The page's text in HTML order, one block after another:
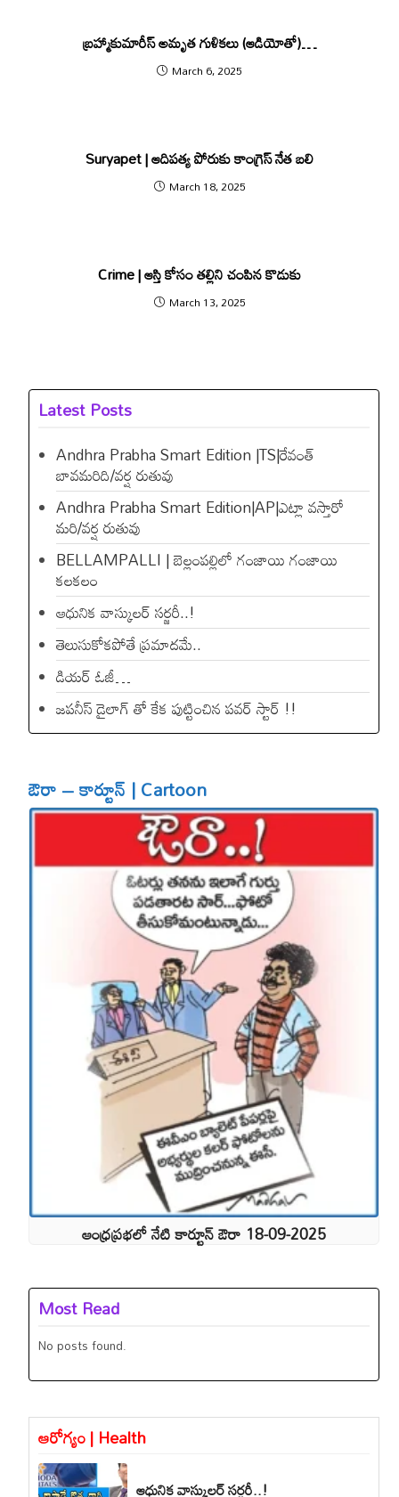
బ్రహ్మాకుమారీస్‌ అమృత గుళికలు (ఆడియోతో)…
March 6, 2025
Suryapet | ఆదిప‌త్య పోరుకు కాంగ్రెస్ నేత‌ బ‌లి
March 18, 2025
Crime | ఆస్తి కోసం త‌ల్లిని చంపిన కొడుకు
March 13, 2025
Latest Posts
Andhra Prabha Smart Edition |TS|రేవంత్​
బావమరిది/వర్ష రుతువు
Andhra Prabha Smart Edition|AP|ఎట్లా వస్తారో
మరి/వర్ష రుతువు
BELLAMPALLI | బెల్లంపల్లిలో గంజాయి గంజాయి
కలకలం
ఆధునిక వాస్కులర్ సర్జరీ..!
తెలుసుకోకపోతే ప్రమాదమే..
డియ‌ర్ ఓజీ…
జపనీస్ డైలాగ్ తో కేక పుట్టించిన ప‌వ‌ర్ స్టార్ !!
ఔరా – కార్టూన్ | Cartoon
ఆంధ్రప్రభలో నేటి కార్టూన్ ఔరా 18-09-2025
Most Read
No posts found.
ఆరోగ్యం | Health
ఆధునిక వాస్కులర్ సర్జరీ..!